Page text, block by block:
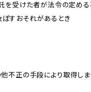
を受けた者が法令の定め
すおそれがあるとき
不正の手段により取得しま